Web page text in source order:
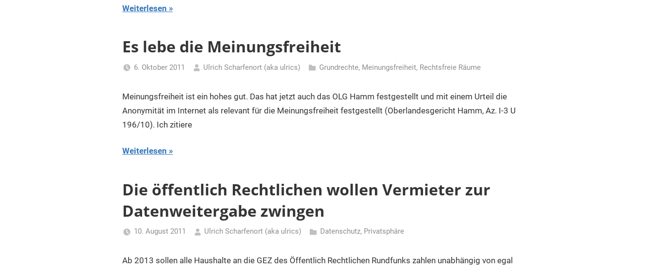
Weiterlesen
Es lebe die Meinungsfreiheit
6. Oktober 2011 Ulrich Scharfenort (aka ulrics) Grundrechte, Meinungsfreiheit, Rechtsfreie Räume
Meinungsfreiheit ist ein hohes gut. Das hat jetzt auch das OLG Hamm festgestellt und mit einem Urteil die
Anonymität im Internet als relevant für die Meinungsfreiheit festgestellt (Oberlandesgericht Hamm, Az. I-3 U
196/10). Ich zitiere
Weiterlesen
Die öffentlich Rechtlichen wollen Vermieter zur
Datenweitergabe zwingen
10. August 2011 Ulrich Scharfenort (aka ulrics) Datenschutz, Privatsphäre
Ab 2013 sollen alle Haushalte an die GEZ des Öffentlich Rechtlichen Rundfunks zahlen unabhängig von egal